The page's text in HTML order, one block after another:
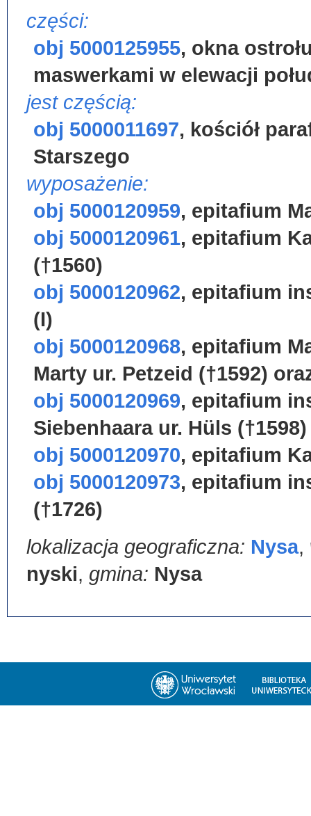
części:
obj 5000125955, okna
maswerkami w elewacji
jest częścią:
obj 5000011697, kościół
Starszego
wyposażenie:
obj 5000120959, epitafium
obj 5000120961, epitafium
(†1560)
obj 5000120962, epitafium
(I)
obj 5000120968, epitafium
Marty ur. Petzeid (†1592)
obj 5000120969, epitafium
Siebenhaara ur. Hüls (†1598)
obj 5000120970, epitafium
obj 5000120973, epitafium
(†1726)
lokalizacja geograficzna: Nysa,
nyski, gmina: Nysa